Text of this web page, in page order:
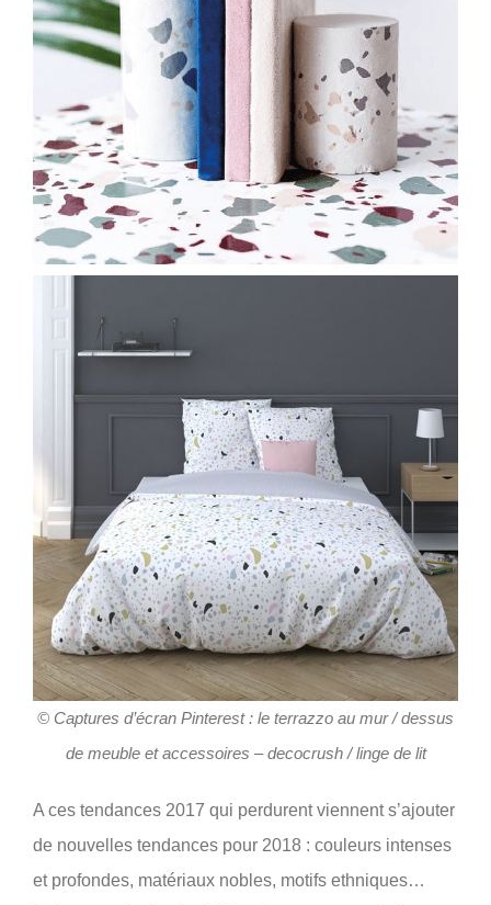
© Captures d’écran Pinterest : le terrazzo au mur / dessus
de meuble et accessoires – decocrush / linge de lit
A ces tendances 2017 qui perdurent viennent s’ajouter
de nouvelles tendances pour 2018 : couleurs intenses
et profondes, matériaux nobles, motifs ethniques…